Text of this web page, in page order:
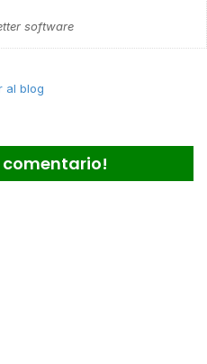
software
al blog
comentario!